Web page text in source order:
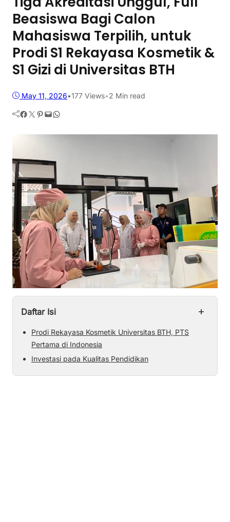
Beasiswa Bagi Calon
Mahasiswa Terpilih, untuk
Prodi S1 Rekayasa Kosmetik &
S1 Gizi di Universitas BTH
May 11, 2026•177 Views•2 Min read
Facebook Twitter Pinterest Mail WhatsApp
Daftar Isi +
Prodi Rekayasa Kosmetik Universitas BTH, PTS
Pertama di Indonesia
Investasi pada Kualitas Pendidikan